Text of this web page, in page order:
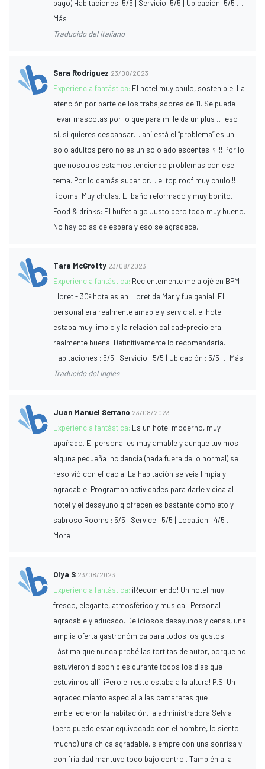
pago) Habitaciones: 5/5 | Servicio: 5/5 | Ubicación: 5/5 …
Más
Traducido del Italiano
Sara Rodriguez 23/08/2023
Experiencia fantástica: El hotel muy chulo, sostenible. La
atención por parte de los trabajadores de 11. Se puede
llevar mascotas por lo que para mi le da un plus … eso
si, si quieres descansar… ahí está el “problema” es un
solo adultos pero no es un solo adolescentes ‍♀️!!! Por lo
que nosotros estamos tendiendo problemas con ese
tema. Por lo demás superior… el top roof muy chulo!!!
Rooms: Muy chulas. El baño reformado y muy bonito.
Food & drinks: El buffet algo Justo pero todo muy bueno.
No hay colas de espera y eso se agradece.
Tara McGrotty 23/08/2023
Experiencia fantástica: Recientemente me alojé en BPM
Lloret - 30º hoteles en Lloret de Mar y fue genial. El
personal era realmente amable y servicial, el hotel
estaba muy limpio y la relación calidad-precio era
realmente buena. Definitivamente lo recomendaría.
Habitaciones : 5/5 | Servicio : 5/5 | Ubicación : 5/5 … Más
Traducido del Inglés
Juan Manuel Serrano 23/08/2023
Experiencia fantástica: Es un hotel moderno, muy
apañado. El personal es muy amable y aunque tuvimos
alguna pequeña incidencia (nada fuera de lo normal) se
resolvió con eficacia. La habitación se veía limpia y
agradable. Programan actividades para darle vidica al
hotel y el desayuno q ofrecen es bastante completo y
sabroso Rooms : 5/5 | Service : 5/5 | Location : 4/5 …
More
Olya S 23/08/2023
Experiencia fantástica: ¡Recomiendo! Un hotel muy
fresco, elegante, atmosférico y musical. Personal
agradable y educado. Deliciosos desayunos y cenas, una
amplia oferta gastronómica para todos los gustos.
Lástima que nunca probé las tortitas de autor, porque no
estuvieron disponibles durante todos los días que
estuvimos allí. ¡Pero el resto estaba a la altura! P.S. Un
agradecimiento especial a las camareras que
embellecieron la habitación, la administradora Selvia
(pero puedo estar equivocado con el nombre, lo siento
mucho) una chica agradable, siempre con una sonrisa y
con frialdad mantuvo todo bajo control. También a la